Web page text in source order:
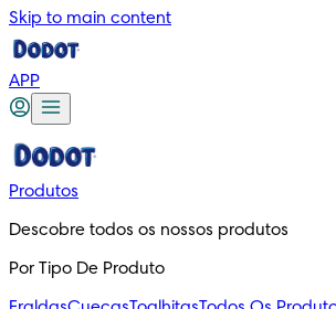
Skip to main content
APP
Produtos
Descobre todos os nossos produtos
Por Tipo De Produto